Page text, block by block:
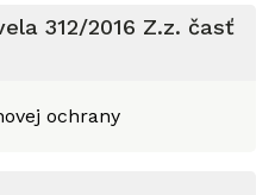
312/2016 Z.z. časť
ochrany